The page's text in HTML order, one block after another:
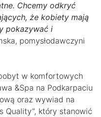
Chcemy odkryć
że kobiety mają
pokazywać i
pomysłodawczyni
w komfortowych
&Spa na Podkarpaciu
oraz wywiad na
Quality”, który stanowić